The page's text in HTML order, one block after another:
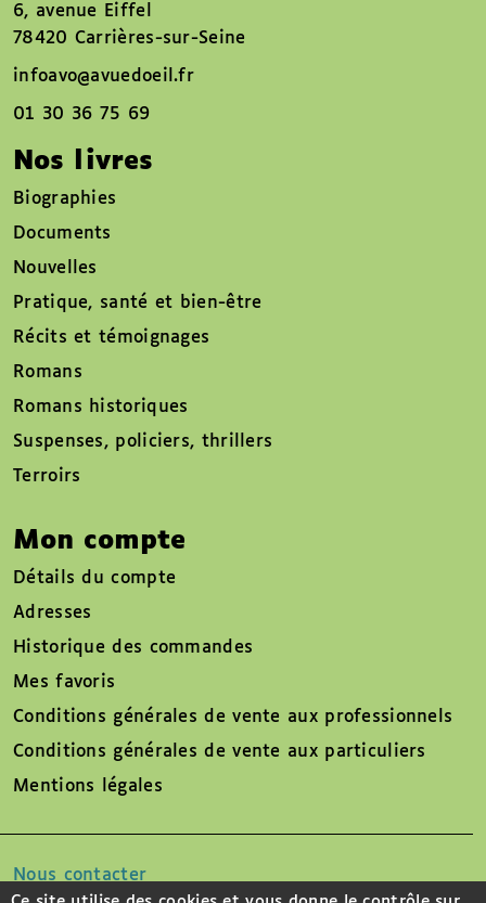
6, avenue Eiffel
78420 Carrières-sur-Seine
infoavo@avuedoeil.fr
01 30 36 75 69
Nos livres
Biographies
Documents
Nouvelles
Pratique, santé et bien-être
Récits et témoignages
Romans
Romans historiques
Suspenses, policiers, thrillers
Terroirs
Mon compte
Détails du compte
Adresses
Historique des commandes
Mes favoris
Conditions générales de vente aux professionnels
Conditions générales de vente aux particuliers
Mentions légales
Nous contacter